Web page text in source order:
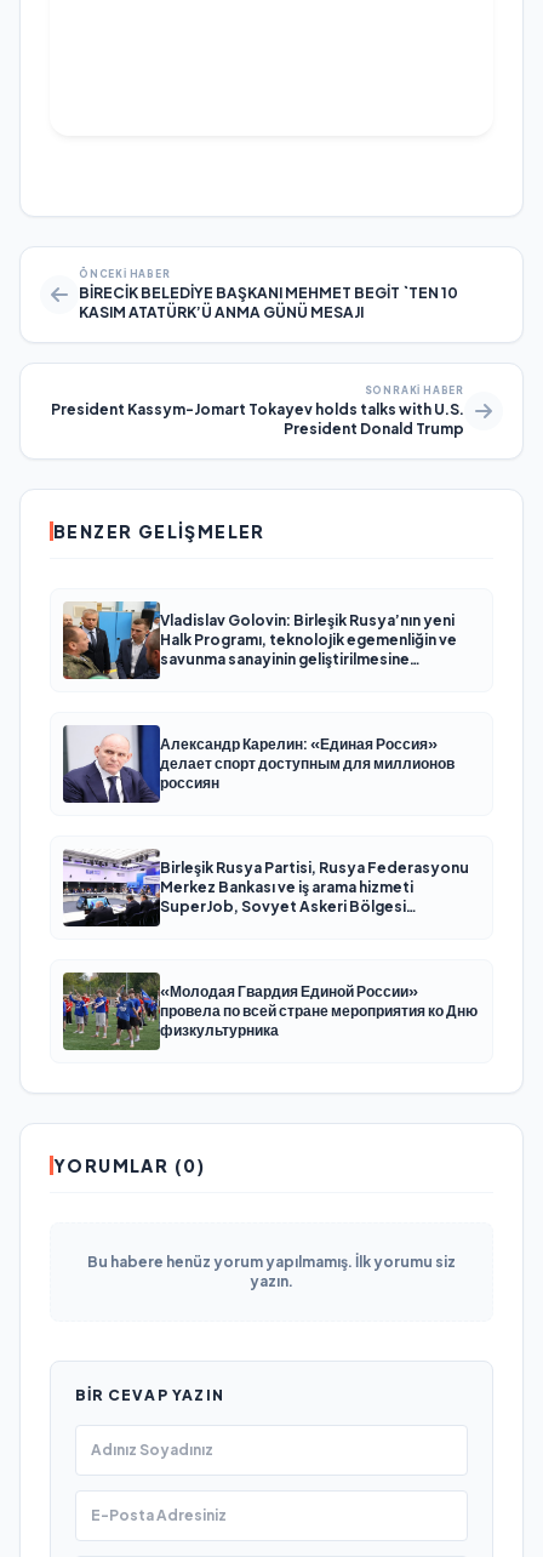
ÖNCEKI HABER
BİRECİK BELEDİYE BAŞKANI MEHMET BEGİT `TEN 10
KASIM ATATÜRK’Ü ANMA GÜNÜ MESAJI
SONRAKI HABER
President Kassym-Jomart Tokayev holds talks with U.S.
President Donald Trump
BENZER GELIŞMELER
Vladislav Golovin: Birleşik Rusya’nın yeni
Halk Programı, teknolojik egemenliğin ve
savunma sanayinin geliştirilmesine
Александр Карелин: «Единая Россия»
делает спорт доступным для миллионов
россиян
Birleşik Rusya Partisi, Rusya Federasyonu
Merkez Bankası ve iş arama hizmeti
SuperJob, Sovyet Askeri Bölgesi
«Молодая Гвардия Единой России»
провела по всей стране мероприятия ко Дню
физкультурника
YORUMLAR (0)
Bu habere henüz yorum yapılmamış. İlk yorumu siz
yazın.
BIR CEVAP YAZIN